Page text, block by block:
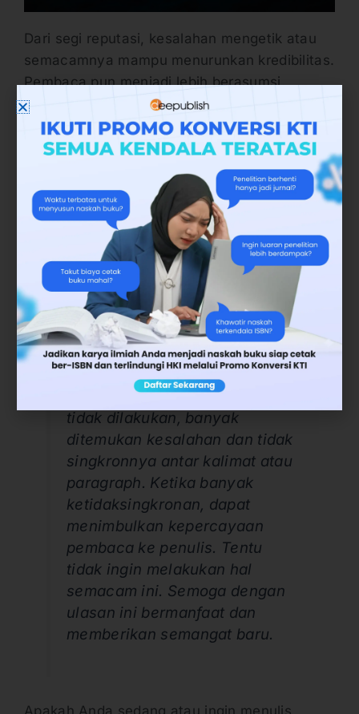
Dari segi reputasi, kesalahan mengetik atau
semacamnya mampu menurunkan kredibilitas.
Pembaca pun menjadi lebih berasumsi.
Penilaian pembaca kepada penulis menjadi
turun. Seperti yang Anda tahu, tahap revisi
dilakukan untuk memperbaiki kualitas tulisan.
Apa saja yang perlu direvisi? Secara umum,
revisi hanya diperuntukan untuk membenahi
kalimat yang salah ketik. Tetapi juga termasuk
meneliti logika, sistematika ejaan, hingga
pemilhan diksi. Jika dikira tidak tepat, segera
direvisi.
Itulah dua tahap yang perlu
diperhatikan ketika menulis
buku. jika dua tahap tersebut
tidak dilakukan, banyak
ditemukan kesalahan dan tidak
singkronnya antar kalimat atau
paragraph. Ketika banyak
ketidaksingkronan, dapat
menimbulkan kepercayaan
pembaca ke penulis. Tentu
tidak ingin melakukan hal
semacam ini. Semoga dengan
ulasan ini bermanfaat dan
memberikan semangat baru.